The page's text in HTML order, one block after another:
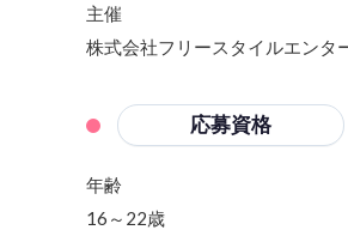
主催
株式会社フリースタイルエンタ
応募資格
年齢
16～22歳